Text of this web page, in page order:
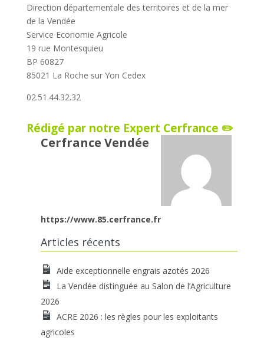
Direction départementale des territoires et de la mer
de la Vendée
Service Economie Agricole
19 rue Montesquieu
BP 60827
85021 La Roche sur Yon Cedex
02.51.44.32.32
Rédigé par notre Expert Cerfrance ✏️
Cerfrance Vendée
https://www.85.cerfrance.fr
Articles récents
Aide exceptionnelle engrais azotés 2026
La Vendée distinguée au Salon de l’Agriculture
2026
ACRE 2026 : les règles pour les exploitants
agricoles